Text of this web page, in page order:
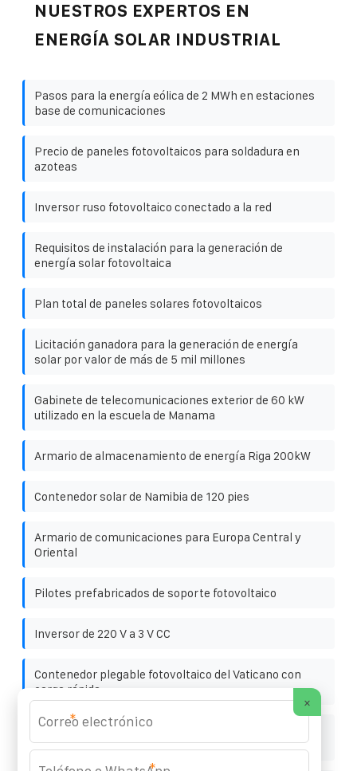
NUESTROS EXPERTOS EN
ENERGÍA SOLAR INDUSTRIAL
Pasos para la energía eólica de 2 MWh en estaciones
base de comunicaciones
Precio de paneles fotovoltaicos para soldadura en
azoteas
Inversor ruso fotovoltaico conectado a la red
Requisitos de instalación para la generación de
energía solar fotovoltaica
Plan total de paneles solares fotovoltaicos
Licitación ganadora para la generación de energía
solar por valor de más de 5 mil millones
Gabinete de telecomunicaciones exterior de 60 kW
utilizado en la escuela de Manama
Armario de almacenamiento de energía Riga 200kW
Contenedor solar de Namibia de 120 pies
Armario de comunicaciones para Europa Central y
Oriental
Pilotes prefabricados de soporte fotovoltaico
Inversor de 220 V a 3 V CC
Contenedor plegable fotovoltaico del Vaticano con
carga rápida
Batería de plomo-ácido para la generación de energía
solar rural
×
*
*